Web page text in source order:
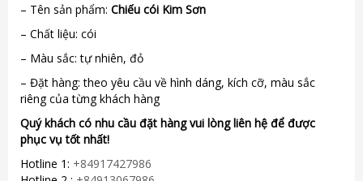
– Tên sản phẩm: Chiếu cói Kim Sơn
– Chất liệu: cói
– Màu sắc: tự nhiên, đỏ
– Đặt hàng: theo yêu cầu về hình dáng, kích cỡ, màu sắc
riêng của từng khách hàng
Quý khách có nhu cầu đặt hàng vui lòng liên hệ để được
phục vụ tốt nhất!
Hotline 1: +84917427986